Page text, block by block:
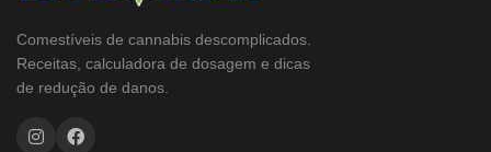
Comestíveis de cannabis descomplicados.
Receitas, calculadora de dosagem e dicas
de redução de danos.